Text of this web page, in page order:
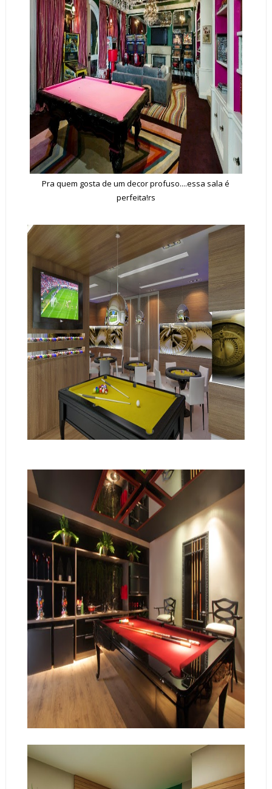
Pra quem gosta de um decor profuso....essa sala é
perfeita!rs